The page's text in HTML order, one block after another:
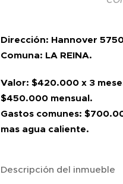
Dirección: Hannover
Comuna: LA REINA.
Valor: $420.000 x 3
$450.000 mensual.
Gastos comunes:
mas agua caliente.
Descripción del inmueble